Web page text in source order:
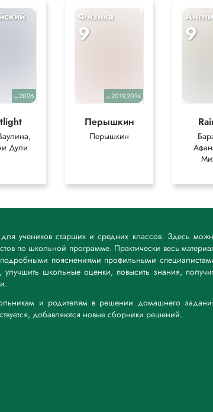
уч.2026
Дули
Физика
9
уч.2019,2014
Перышкин
Перышкин
9
учеников старших и средних классов. Здесь
по школьной программе. Практически весь
пояснениями профильными
школьные оценки, повысить знания,
и родителям в решении домашнего
добавляются новые сборники решений.